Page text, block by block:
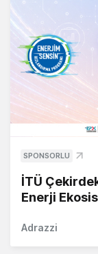
SPONSORLU
İTÜ
Enerji
Adrazzi